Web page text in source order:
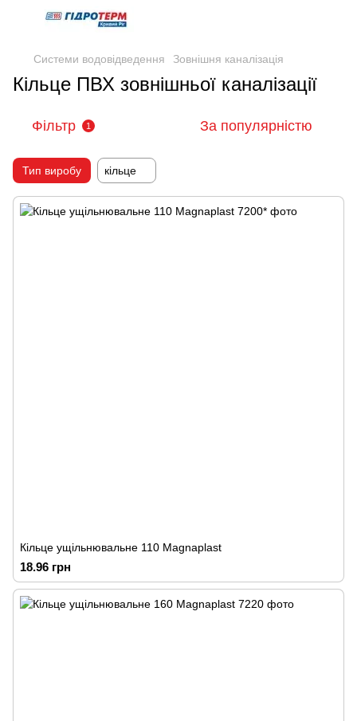
Системи водовідведення Зовнішня каналізація
Кільце ПВХ зовнішньої каналізації
Фільтр 1 За популярністю
Тип виробу кільце
Кільце ущільнювальне 110 Magnaplast
18.96 грн